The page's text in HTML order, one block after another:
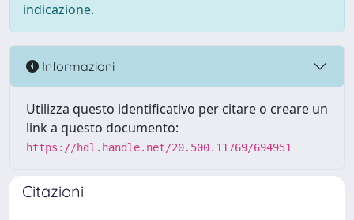
indicazione.
Informazioni
Utilizza questo identificativo per citare o creare un
link a questo documento:
https://hdl.handle.net/20.500.11769/694951
Citazioni